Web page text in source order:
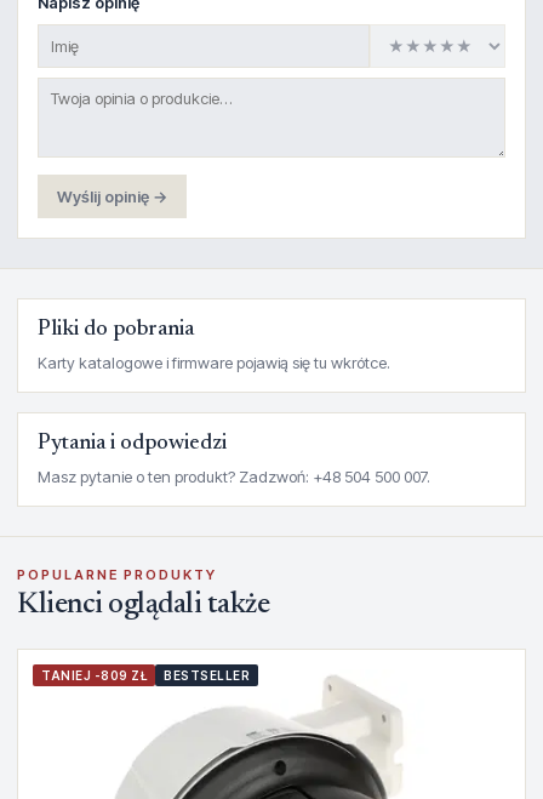
Wyślij opinię →
Pliki do pobrania
Karty katalogowe i firmware pojawią się tu wkrótce.
Pytania i odpowiedzi
Masz pytanie o ten produkt? Zadzwoń: +48 504 500 007.
POPULARNE PRODUKTY
Klienci oglądali także
TANIEJ -809 ZŁ BESTSELLER